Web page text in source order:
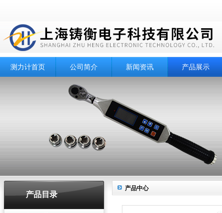
测力计首页 公司简介 新闻资讯 产品展示
产品目录
产品中心